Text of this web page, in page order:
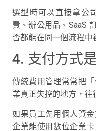
選型時可以直接拿公
費、辦公用品、SaaS
否都能在同一個流程中
4. 支付方式
傳統費用管理常常把
業真正失控的地方，往
如果員工先用個人資
企業能使用數位企業